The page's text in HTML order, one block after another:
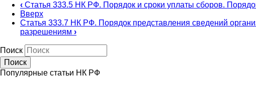
‹ Статья 333.5 НК РФ. Порядок и сроки уплаты сборов.
Вверх
Статья 333.7 НК РФ. Порядок представления сведений
разрешениям ›
Поиск
Популярные статьи НК РФ